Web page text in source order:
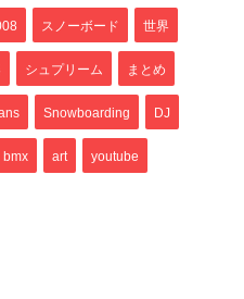
スノーボード 世界
シュプリーム まとめ
Snowboarding DJ
bmx art youtube